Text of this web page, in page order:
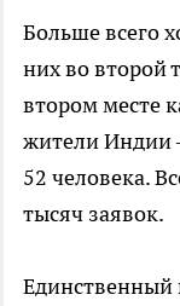
Больше всего
них во второй
втором месте
жители Индии
52 человека.
тысяч заявок.
Единственный